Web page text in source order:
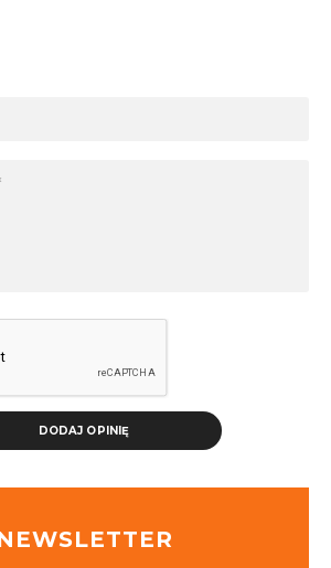
DODAJ OPINIĘ